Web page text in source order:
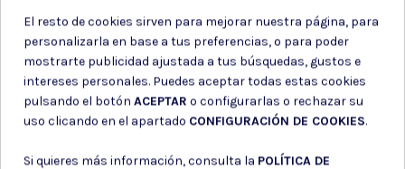
Consiento el uso de mis datos personales para recibir publicidad
de su entidad.
El resto de cookies sirven para mejorar nuestra página, para
personalizarla en base a tus preferencias, o para poder
mostrarte publicidad ajustada a tus búsquedas, gustos e
intereses personales. Puedes aceptar todas estas cookies
pulsando el botón ACEPTAR o configurarlas o rechazar su
uso clicando en el apartado CONFIGURACIÓN DE COOKIES.
Si quieres más información, consulta la POLÍTICA DE